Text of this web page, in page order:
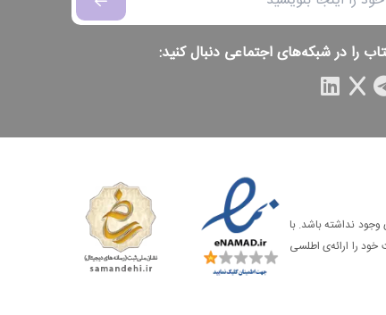
را در شبکه‌های اجتماعی دنبال کنید:
نداشته باشد. با
را ارائه‌ی اطلسی